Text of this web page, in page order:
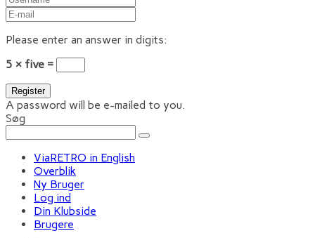
Please enter an answer in digits:
5 × five =
A password will be e-mailed to you.
Søg
ViaRETRO in English
Overblik
Ny Bruger
Log ind
Din Klubside
Brugere